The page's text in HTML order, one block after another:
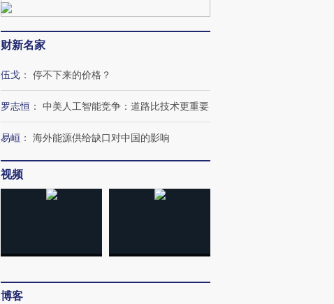
财新名家
伍戈 ： 停不下来的价格？
罗志恒 ： 中美人工智能竞争：道路比技术更重要
易峘 ： 海外能源供给缺口对中国的影响
视频
博客